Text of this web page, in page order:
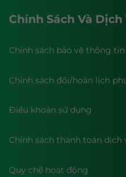
Chính Sách Và Dịch
Chính sách bảo vệ thông
Chính sách đổi/hoãn lịch
Điều khoản sử dụng
Chính sách thanh toán dịch
Quy chế hoạt động